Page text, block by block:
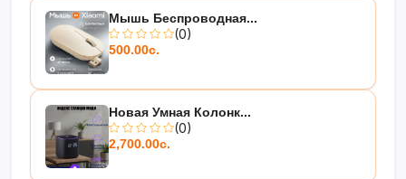
Мышь Беспроводная...
(0)
500.00с.
Новая Умная Колонк...
(0)
2,700.00с.